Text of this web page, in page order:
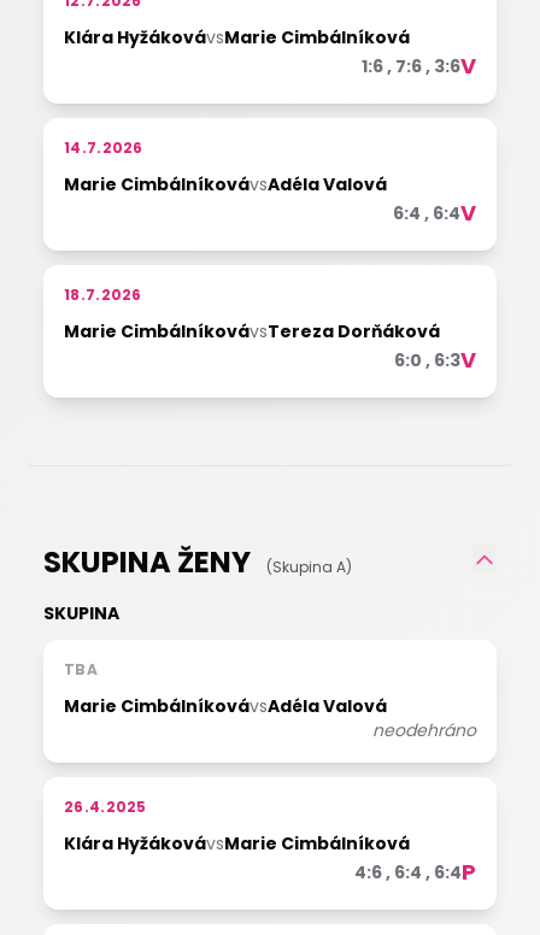
Klára HyžákovávsMarie Cimbálníková
1:6 , 7:6 , 3:6V
14.7.2026
Marie CimbálníkovávsAdéla Valová
6:4 , 6:4V
18.7.2026
Marie CimbálníkovávsTereza Dorňáková
6:0 , 6:3V
SKUPINA ŽENY (Skupina A)
SKUPINA
TBA
Marie CimbálníkovávsAdéla Valová
neodehráno
26.4.2025
Klára HyžákovávsMarie Cimbálníková
4:6 , 6:4 , 6:4P